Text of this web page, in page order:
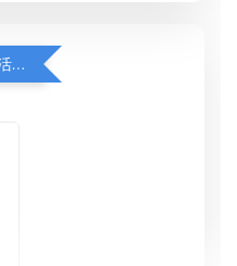
【加購優惠】INXTINCT 生活日用鞋墊